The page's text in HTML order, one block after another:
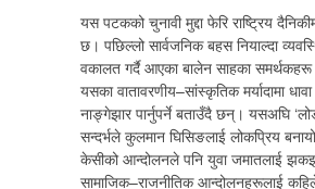
यस पटकको चुनावी मुद्दा फेरि राष्ट्रिय
छ। पछिल्लो सार्वजनिक बहस नियाल्दा
वकालत गर्दै आएका बालेन साहका
यसका वातावरणीय–सांस्कृतिक मर्यादामा
नाङ्गेझार पार्नुपर्ने बताउँदै छन्। यसअघि
सन्दर्भले कुलमान घिसिङलाई लोकप्रिय
केसीको आन्दोलनले पनि युवा जमातलाई
सामाजिक–राजनीतिक आन्दोलनहरूलाई